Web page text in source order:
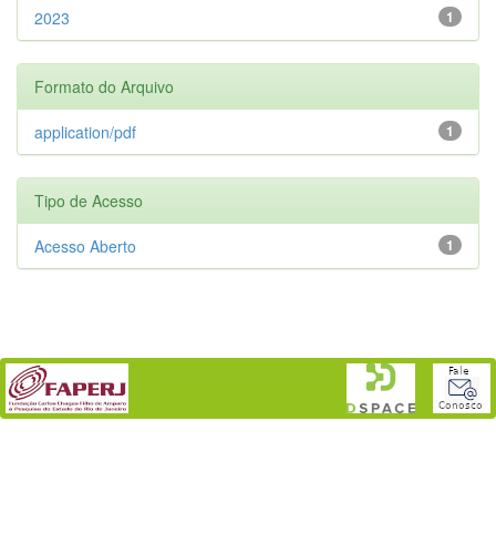
1
2023
Formato do Arquivo
1
application/pdf
Tipo de Acesso
1
Acesso Aberto